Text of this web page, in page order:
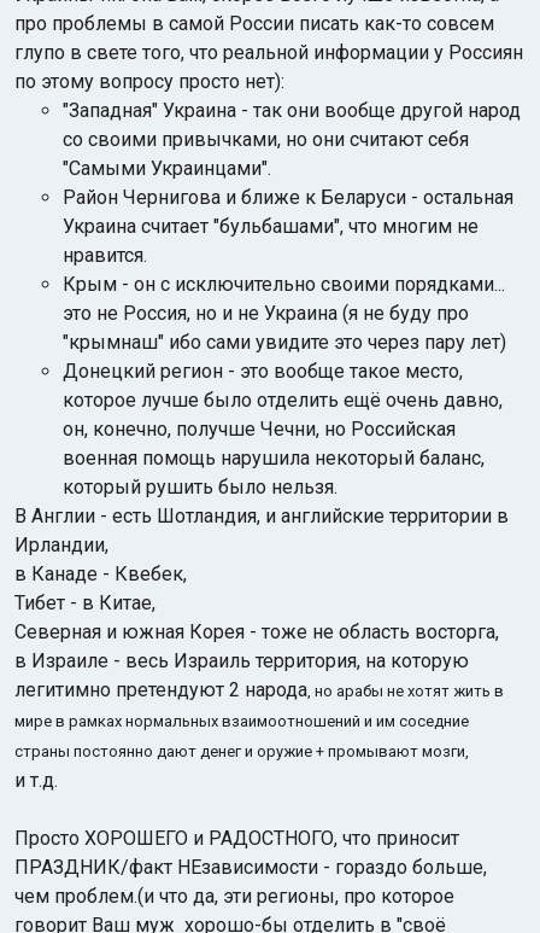
про проблемы в самой России писать как-то совсем
глупо в свете того, что реальной информации у Россиян
по этому вопросу просто нет):
"Западная" Украина - так они вообще другой народ
со своими привычками, но они считают себя
"Самыми Украинцами".
Район Чернигова и ближе к Беларуси - остальная
Украина считает "бульбашами", что многим не
нравится.
Крым - он с исключительно своими порядками...
это не Россия, но и не Украина (я не буду про
"крымнаш" ибо сами увидите это через пару лет)
Донецкий регион - это вообще такое место,
которое лучше было отделить ещё очень давно,
он, конечно, получше Чечни, но Российская
военная помощь нарушила некоторый баланс,
который рушить было нельзя.
В Англии - есть Шотландия, и английские территории в
Ирландии,
в Канаде - Квебек,
Тибет - в Китае,
Северная и южная Корея - тоже не область восторга,
в Израиле - весь Израиль территория, на которую
легитимно претендуют 2 народа, но арабы не хотят жить в
мире в рамках нормальных взаимоотношений и им соседние
страны постоянно дают денег и оружие + промывают мозги,
и т.д.
Просто ХОРОШЕГО и РАДОСТНОГО, что приносит
ПРАЗДНИК/факт НЕзависимости - гораздо больше,
чем проблем.(и что да, эти регионы, про которое
говорит Ваш муж хорошо-бы отделить в "своё